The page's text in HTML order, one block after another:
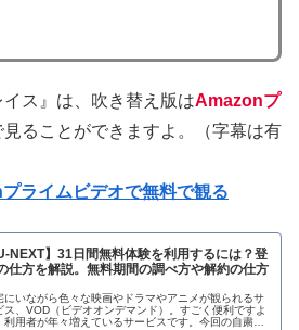
イス』は、吹き替え版はAmazonプ
見ることができますよ。（字幕は有
ライムビデオで無料で観る
U-NEXT】31日間無料体験を利用するには？登
仕方を解説。無料期間の調べ方や解約の仕方
にいながら色々な映画やドラマやアニメが観られるサ
ス、VOD（ビデオオンデマンド）。すごく便利ですよ
利用者が年々増えているサービスです。今回の自粛を